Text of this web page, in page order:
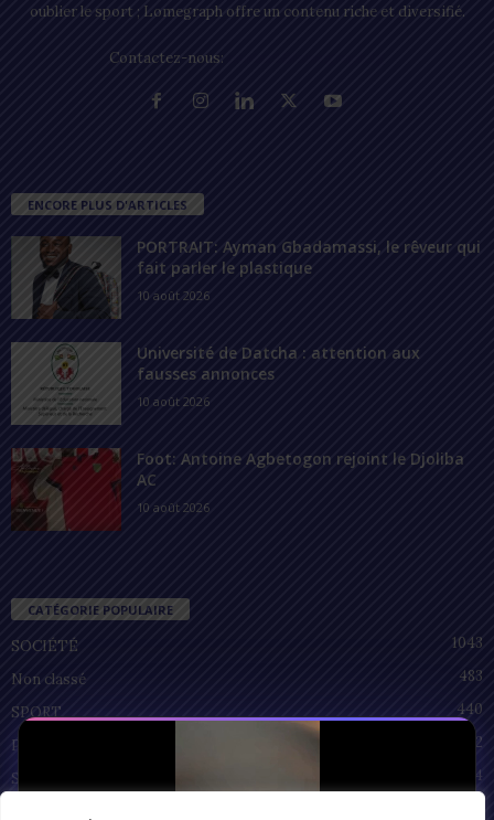
oublier le sport ; Lomegraph offre un contenu riche et diversifié.
Contactez-nous:
ENCORE PLUS D'ARTICLES
PORTRAIT: Ayman Gbadamassi, le rêveur qui
fait parler le plastique
10 août 2026
Université de Datcha : attention aux
fausses annonces
10 août 2026
Foot: Antoine Agbetogon rejoint le Djoliba
AC
10 août 2026
CATÉGORIE POPULAIRE
SOCIÉTÉ
1043
Non classé
483
SPORT
440
POLITIQUE
212
SANTÉ
94